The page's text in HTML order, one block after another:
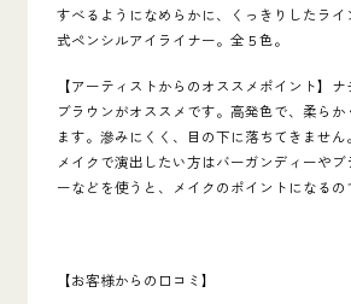
すべるようになめらかに、くっきりしたライ
式ペンシルアイライナー。全５色。
【アーティストからのオススメポイント】
ブラウンがオススメです。高発色で、柔ら
ます。滲みにくく、目の下に落ちてきませ
メイクで演出したい方はバーガンディーや
ーなどを使うと、メイクのポイントになるの
【お客様からの口コミ】